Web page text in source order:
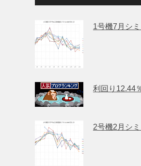
1号機7月シ
利回り12.44
2号機2月シ